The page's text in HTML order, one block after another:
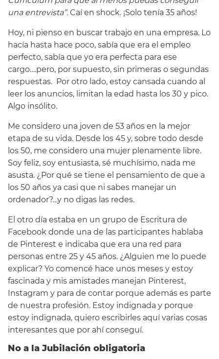
una entrevista”. Caí en shock. ¡Solo tenía 35 años!
Hoy, ni pienso en buscar trabajo en una empresa. Lo
hacía hasta hace poco, sabía que era el empleo
perfecto, sabía que yo era perfecta para ese
cargo….pero, por supuesto, sin primeras o segundas
respuestas. Por otro lado, estoy cansada cuando al
leer los anuncios, limitan la edad hasta los 30 y pico.
Algo insólito.
Me considero una joven de 53 años en la mejor
etapa de su vida. Desde los 45 y, sobre todo desde
los 50, me considero una mujer plenamente libre.
Soy feliz, soy entusiasta, sé muchísimo, nada me
asusta. ¿Por qué se tiene el pensamiento de que a
los 50 años ya casi que ni sabes manejar un
ordenador?…y no digas las redes.
El otro día estaba en un grupo de Escritura de
Facebook donde una de las participantes hablaba
de Pinterest e indicaba que era una red para
personas entre 25 y 45 años. ¿Alguien me lo puede
explicar? Yo comencé hace unos meses y estoy
fascinada y mis amistades manejan Pinterest,
Instagram y para de contar porque además es parte
de nuestra profesión. Estoy indignada y porque
estoy indignada, quiero escribirles aquí varias cosas
interesantes que por ahí conseguí.
No a la Jubilación obligatoria